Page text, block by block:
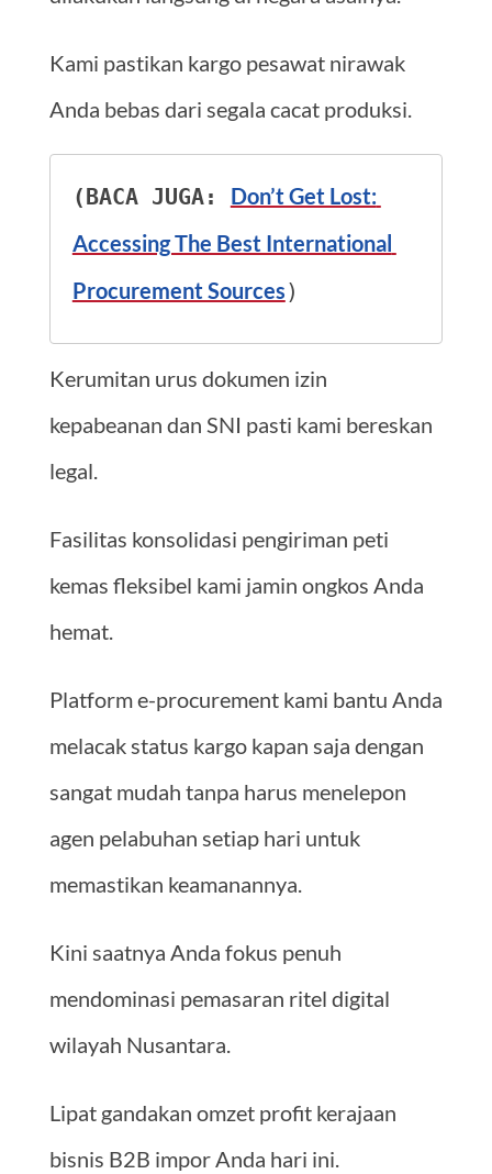
Kami pastikan kargo pesawat nirawak
Anda bebas dari segala cacat produksi.
(BACA JUGA: Don’t Get Lost:
Accessing The Best International
Procurement Sources)
Kerumitan urus dokumen izin
kepabeanan dan SNI pasti kami bereskan
legal.
Fasilitas konsolidasi pengiriman peti
kemas fleksibel kami jamin ongkos Anda
hemat.
Platform e-procurement kami bantu Anda
melacak status kargo kapan saja dengan
sangat mudah tanpa harus menelepon
agen pelabuhan setiap hari untuk
memastikan keamanannya.
Kini saatnya Anda fokus penuh
mendominasi pemasaran ritel digital
wilayah Nusantara.
Lipat gandakan omzet profit kerajaan
bisnis B2B impor Anda hari ini.